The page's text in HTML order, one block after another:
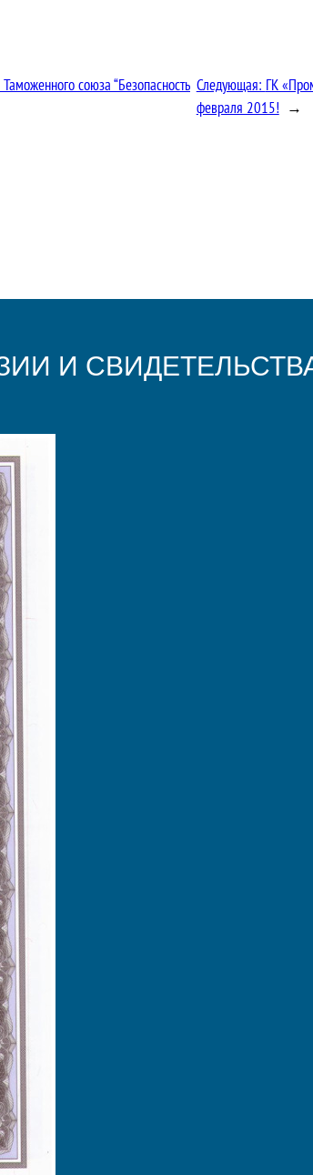
союза “Безопасность Следующая: ГК
февраля 2015! →
И